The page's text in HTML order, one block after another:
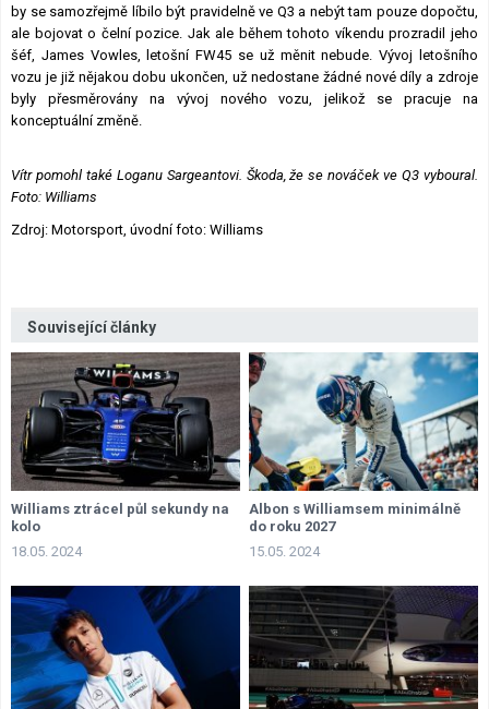
by se samozřejmě líbilo být pravidelně ve Q3 a nebýt tam pouze dopočtu,
ale bojovat o čelní pozice. Jak ale během tohoto víkendu prozradil jeho
šéf, James Vowles, letošní FW45 se už měnit nebude. Vývoj letošního
vozu je již nějakou dobu ukončen, už nedostane žádné nové díly a zdroje
byly přesměrovány na vývoj nového vozu, jelikož se pracuje na
konceptuální změně.
Vítr pomohl také Loganu Sargeantovi. Škoda, že se nováček ve Q3 vyboural.
Foto: Williams
Zdroj: Motorsport, úvodní foto: Williams
Související články
Williams ztrácel půl sekundy na
kolo
18.05. 2024
Albon s Williamsem minimálně
do roku 2027
15.05. 2024